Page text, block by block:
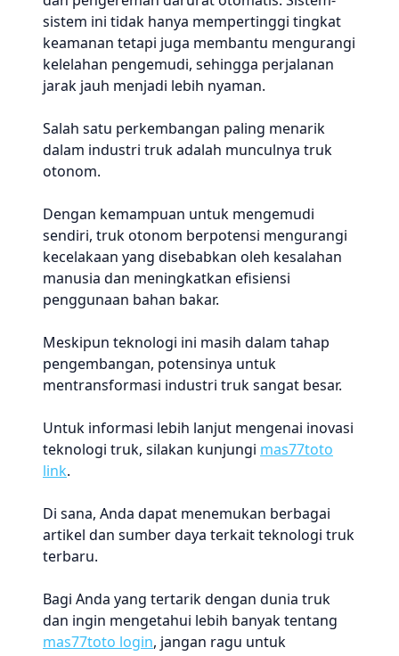
sistem ini tidak hanya mempertinggi tingkat
keamanan tetapi juga membantu mengurangi
kelelahan pengemudi, sehingga perjalanan
jarak jauh menjadi lebih nyaman.
Salah satu perkembangan paling menarik
dalam industri truk adalah munculnya truk
otonom.
Dengan kemampuan untuk mengemudi
sendiri, truk otonom berpotensi mengurangi
kecelakaan yang disebabkan oleh kesalahan
manusia dan meningkatkan efisiensi
penggunaan bahan bakar.
Meskipun teknologi ini masih dalam tahap
pengembangan, potensinya untuk
mentransformasi industri truk sangat besar.
Untuk informasi lebih lanjut mengenai inovasi
teknologi truk, silakan kunjungi mas77toto
link.
Di sana, Anda dapat menemukan berbagai
artikel dan sumber daya terkait teknologi truk
terbaru.
Bagi Anda yang tertarik dengan dunia truk
dan ingin mengetahui lebih banyak tentang
mas77toto login, jangan ragu untuk